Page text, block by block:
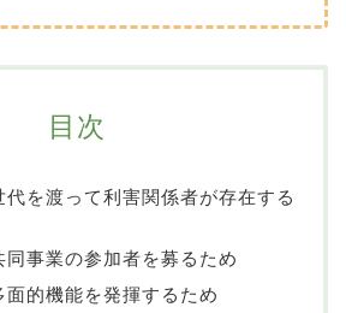
目次
を渡って利害関係者が存在する
事業の参加者を募るため
的機能を発揮するため